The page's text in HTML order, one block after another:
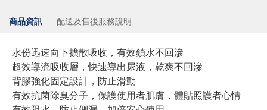
商品資訊 配送及售後服務說明
水份迅速向下擴散吸收，有效鎖水不回滲
超效導流吸收層，快速導出尿液，乾爽不回滲
背膠強化固定設計，防止滑動
有效抗菌除臭分子，保護使用者肌膚，體貼照護者心情